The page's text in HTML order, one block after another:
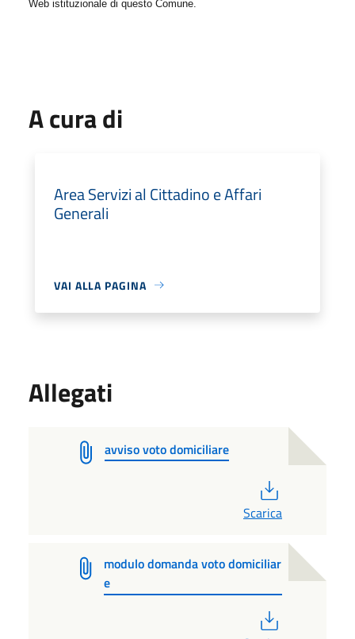
Web istituzionale di questo Comune.
A cura di
Area Servizi al Cittadino e Affari
Generali
VAI ALLA PAGINA
Allegati
avviso voto domiciliare
Scarica
modulo domanda voto domiciliar
e